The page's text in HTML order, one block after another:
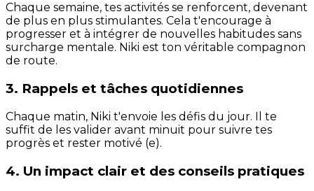
Chaque semaine, tes activités se renforcent, devenant
de plus en plus stimulantes. Cela t'encourage à
progresser et à intégrer de nouvelles habitudes sans
surcharge mentale. Niki est ton véritable compagnon
de route.
3. Rappels et tâches quotidiennes
Chaque matin, Niki t'envoie les défis du jour. Il te
suffit de les valider avant minuit pour suivre tes
progrès et rester motivé (e).
4. Un impact clair et des conseils pratiques